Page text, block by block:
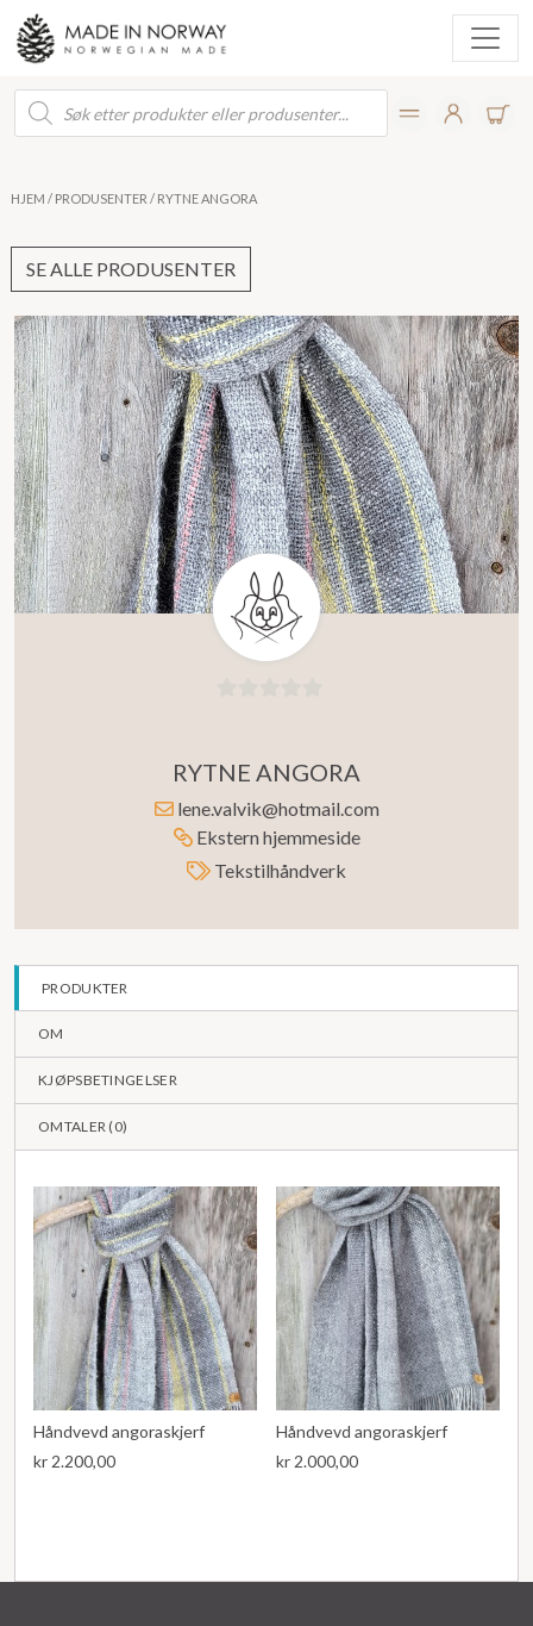
Products
search
HJEM / PRODUSENTER / RYTNE ANGORA
SE ALLE PRODUSENTER
av
5
RYTNE ANGORA
lene.valvik@hotmail.com
Ekstern hjemmeside
Tekstilhåndverk
PRODUKTER
OM
KJØPSBETINGELSER
OMTALER (0)
Håndvevd angoraskjerf
kr 2.200,00
Håndvevd angoraskjerf
kr2.000,00